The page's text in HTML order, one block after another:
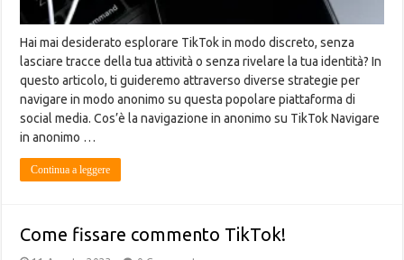
Hai mai desiderato esplorare TikTok in modo discreto, senza
lasciare tracce della tua attività o senza rivelare la tua identità? In
questo articolo, ti guideremo attraverso diverse strategie per
navigare in modo anonimo su questa popolare piattaforma di
social media. Cos’è la navigazione in anonimo su TikTok Navigare
in anonimo …
Continua a leggere
Come fissare commento TikTok!